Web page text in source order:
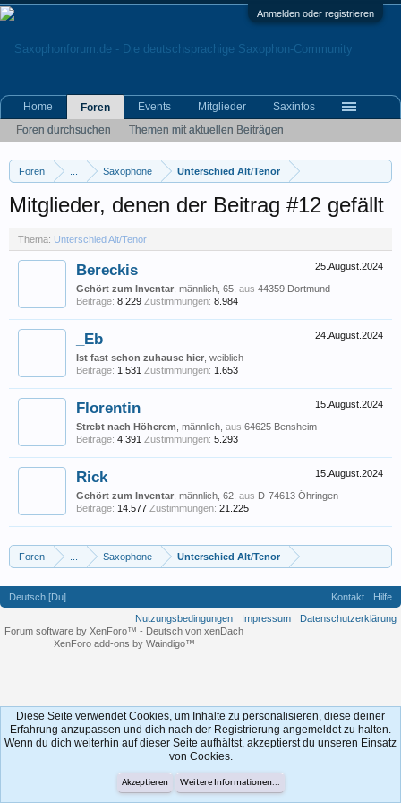
Anmelden oder registrieren
Foren Saxophone Unterschied Alt/Tenor
Mitglieder, denen der Beitrag #12 gefällt
Thema: Unterschied Alt/Tenor
25.August.2024
Bereckis
Gehört zum Inventar , männlich, 65, aus 44359 Dortmund
Beiträge: 8.229 Zustimmungen: 8.984
24.August.2024
_Eb
Ist fast schon zuhause hier , weiblich
Beiträge: 1.531 Zustimmungen: 1.653
15.August.2024
Florentin
Strebt nach Höherem , männlich, aus 64625 Bensheim
Beiträge: 4.391 Zustimmungen: 5.293
15.August.2024
Rick
Gehört zum Inventar , männlich, 62, aus D-74613 Öhringen
Beiträge: 14.577 Zustimmungen: 21.225
Foren Saxophone Unterschied Alt/Tenor
Home
Foren
Foren durchsuchen
Themen mit aktuellen Beiträgen
Events Mitglieder Saxinfos
Deutsch [Du] Kontakt
Hilfe
Nutzungsbedingungen
Impressum
Datenschutzerklärung
Forum software by XenForo™ - Deutsch von xenDach
XenForo add-ons by Waindigo™
Diese Seite verwendet Cookies, um Inhalte zu personalisieren, diese deiner
Erfahrung anzupassen und dich nach der Registrierung angemeldet zu halten.
Wenn du dich weiterhin auf dieser Seite aufhältst, akzeptierst du unseren Einsatz
von Cookies.
Akzeptieren Weitere Informationen...